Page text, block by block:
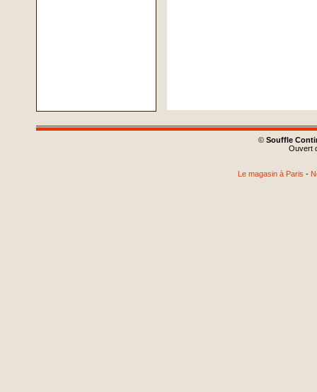
© Souffle
Ouvert
Le magasin à Paris -